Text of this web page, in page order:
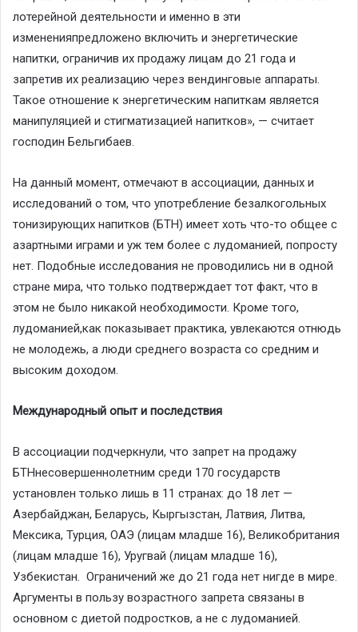
лотерейной деятельности и именно в эти
измененияпредложено включить и энергетические
напитки, ограничив их продажу лицам до 21 года и
запретив их реализацию через вендинговые аппараты.
Такое отношение к энергетическим напиткам является
манипуляцией и стигматизацией напитков», — считает
господин Бельгибаев.
На данный момент, отмечают в ассоциации, данных и
исследований о том, что употребление безалкогольных
тонизирующих напитков (БТН) имеет хоть что-то общее с
азартными играми и уж тем более с лудоманией, попросту
нет. Подобные исследования не проводились ни в одной
стране мира, что только подтверждает тот факт, что в
этом не было никакой необходимости. Кроме того,
лудоманией,как показывает практика, увлекаются отнюдь
не молодежь, а люди среднего возраста со средним и
высоким доходом.
Международный опыти последствия
В ассоциации подчеркнули, что запрет на продажу
БТНнесовершеннолетним среди 170 государств
установлен только лишь в 11 странах: до 18 лет —
Азербайджан, Беларусь, Кыргызстан, Латвия, Литва,
Мексика, Турция, ОАЭ (лицам младше 16), Великобритания
(лицам младше 16), Уругвай (лицам младше 16),
Узбекистан. Ограничений же до 21 года нет нигде в мире.
Аргументы в пользу возрастного запрета связаны в
основном с диетой подростков, а не с лудоманией.